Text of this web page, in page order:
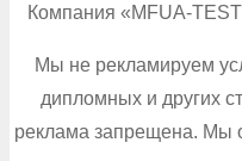
Компания «MFUA-
Мы не рекламируем
дипломных и других
реклама запрещена. Мы